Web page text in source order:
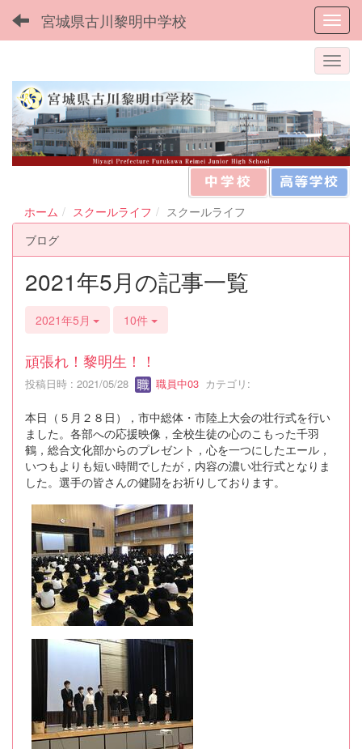
宮城県古川黎明中学校
ホーム スクールライフ
スクールライフ
ブログ
2021年5月の記事一覧
2021年5月 10件
頑張れ！黎明生！！
投稿日時 : 2021/05/28 職員中03 カテゴリ:
本日（５月２８日），市中総体・市陸上大会の壮行式を行い
ました。各部への応援映像，全校生徒の心のこもった千羽
鶴，総合文化部からのプレゼント，心を一つにしたエール，
いつもよりも短い時間でしたが，内容の濃い壮行式となりま
した。選手の皆さんの健闘をお祈りしております。